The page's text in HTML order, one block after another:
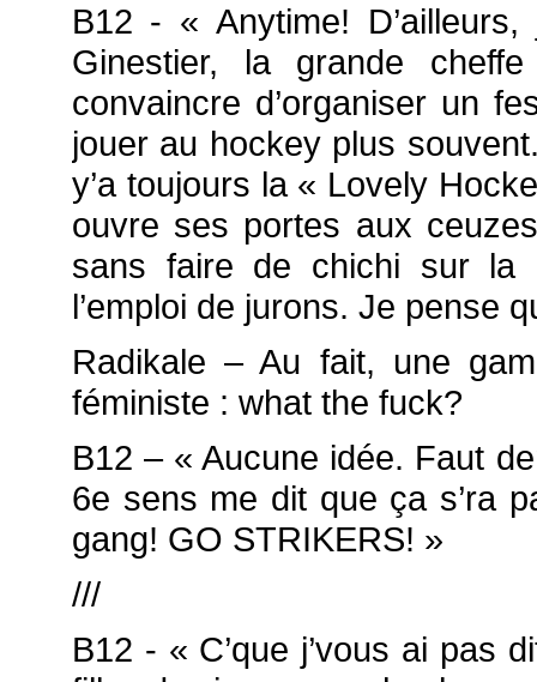
B12 - « Anytime!
Ginestier, la grande
convaincre d’organiser un
jouer au hockey plus
y’a toujours la « Lovely
ouvre ses portes aux
sans faire de chichi sur la
l’emploi de jurons. Je pense
Radikale – Au fait, une
féministe : what the fuck?
B12 – « Aucune idée. Faut
6e sens me dit que ça s’ra
gang! GO STRIKERS! »
///
B12 - « C’que j’vous ai pas